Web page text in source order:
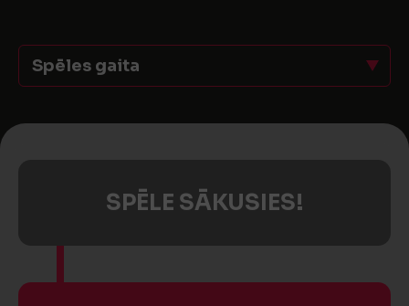
Spēles gaita
SPĒLE SĀKUSIES!